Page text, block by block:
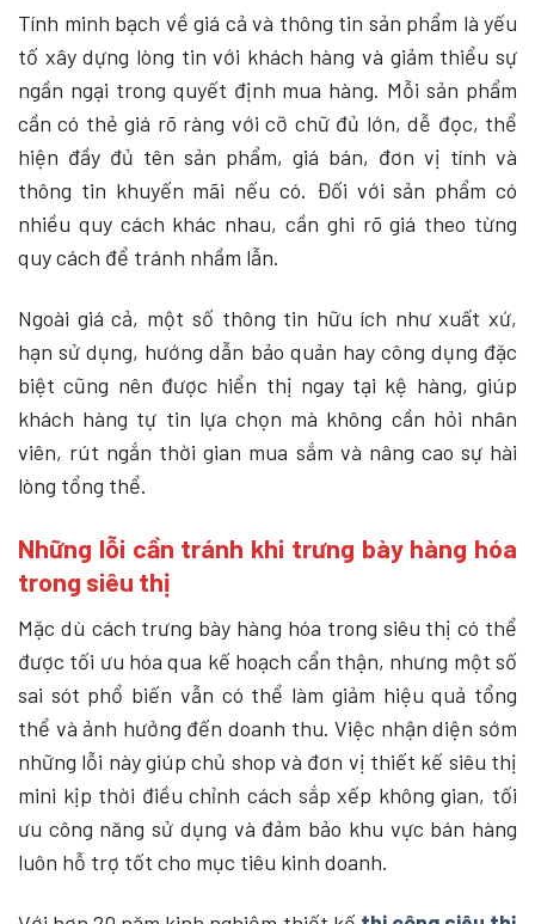
Tính minh bạch về giá cả và thông tin sản phẩm là yếu
tố xây dựng lòng tin với khách hàng và giảm thiểu sự
ngần ngại trong quyết định mua hàng. Mỗi sản phẩm
cần có thẻ giá rõ ràng với cỡ chữ đủ lớn, dễ đọc, thể
hiện đầy đủ tên sản phẩm, giá bán, đơn vị tính và
thông tin khuyến mãi nếu có. Đối với sản phẩm có
nhiều quy cách khác nhau, cần ghi rõ giá theo từng
quy cách để tránh nhầm lẫn.
Ngoài giá cả, một số thông tin hữu ích như xuất xứ,
hạn sử dụng, hướng dẫn bảo quản hay công dụng đặc
biệt cũng nên được hiển thị ngay tại kệ hàng, giúp
khách hàng tự tin lựa chọn mà không cần hỏi nhân
viên, rút ngắn thời gian mua sắm và nâng cao sự hài
lòng tổng thể.
Những lỗi cần tránh khi trưng bày hàng hóa
trong siêu thị
Mặc dù cách trưng bày hàng hóa trong siêu thị có thể
được tối ưu hóa qua kế hoạch cẩn thận, nhưng một số
sai sót phổ biến vẫn có thể làm giảm hiệu quả tổng
thể và ảnh hưởng đến doanh thu. Việc nhận diện sớm
những lỗi này giúp chủ shop và đơn vị thiết kế siêu thị
mini kịp thời điều chỉnh cách sắp xếp không gian, tối
ưu công năng sử dụng và đảm bảo khu vực bán hàng
luôn hỗ trợ tốt cho mục tiêu kinh doanh.